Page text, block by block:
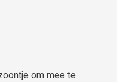
om mee te